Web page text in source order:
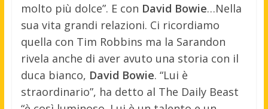
molto più dolce”. E con David Bowie…Nella
sua vita grandi relazioni. Ci ricordiamo
quella con Tim Robbins ma la Sarandon
rivela anche di aver avuto una storia con il
duca bianco, David Bowie. “Lui è
straordinario”, ha detto al The Daily Beast